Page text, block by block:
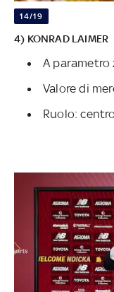
14/19
4) KONRAD LAIMER
A parametro
Valore di
Ruolo: